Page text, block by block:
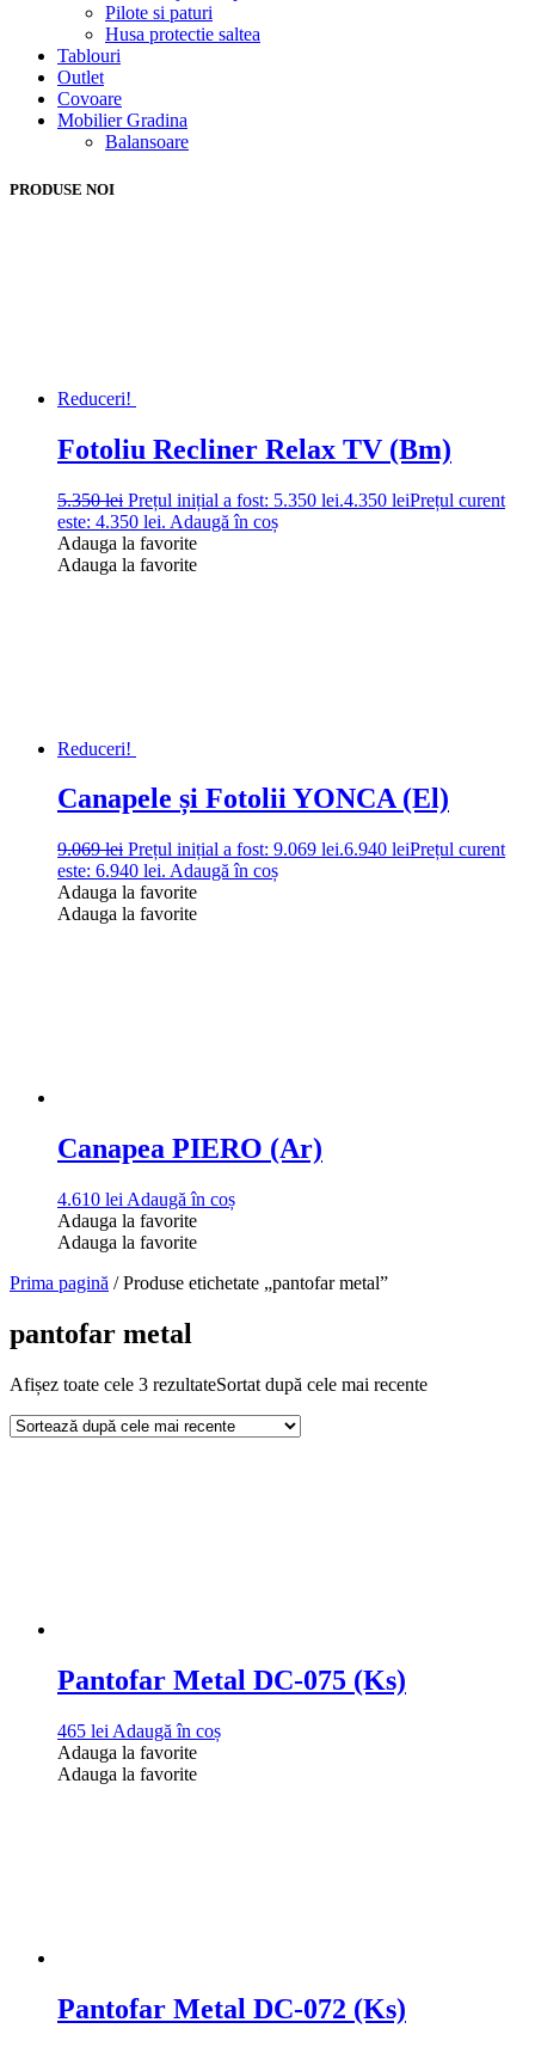
Pilote si paturi
Husa protectie saltea
Tablouri
Outlet
Covoare
Mobilier Gradina
Balansoare
PRODUSE NOI
Reduceri!
Fotoliu Recliner Relax TV (Bm)
5.350lei Prețul inițial a fost: 5.350 lei.4.350 leiPrețul curent
este: 4.350 lei. Adaugă în coș
Adauga la favorite
Adauga la favorite
Reduceri!
Canapele și Fotolii YONCA (El)
9.069lei Prețul inițial a fost: 9.069 lei.6.940 leiPrețul curent
este: 6.940 lei. Adaugă în coș
Adauga la favorite
Adauga la favorite
Canapea PIERO (Ar)
4.610 lei Adaugă în coș
Adauga la favorite
Adauga la favorite
Prima pagină / Produse etichetate „pantofar metal”
pantofar metal
Afișez toate cele 3 rezultateSortat după cele mai recente
Pantofar Metal DC-075 (Ks)
465 lei Adaugă în coș
Adauga la favorite
Adauga la favorite
Pantofar Metal DC-072 (Ks)